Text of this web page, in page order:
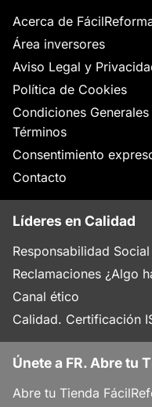
Acerca de
Área inversores
Aviso Legal y
Política de Cookies
Condiciones
Términos
Consentimiento
Contacto
Líderes en Calidad
Responsabilidad
Reclamaciones ¿Algo
Canal ético
Calidad. Certificación
Únete a FR. Abre tu
Abre tu Tienda